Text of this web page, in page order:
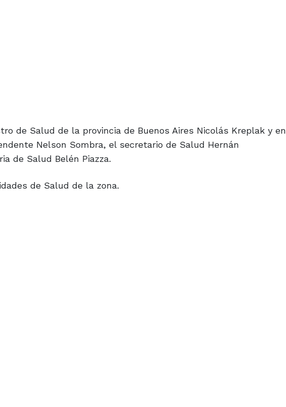
de Salud de la provincia de Buenos Aires Nicolás Kreplak y en
Nelson Sombra, el secretario de Salud Hernán
de Salud Belén Piazza.
de Salud de la zona.